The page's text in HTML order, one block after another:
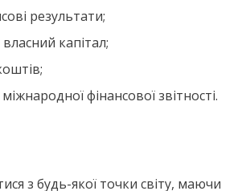
результати;
капітал;
фінансової звітності.
з будь-якої точки світу, маючи